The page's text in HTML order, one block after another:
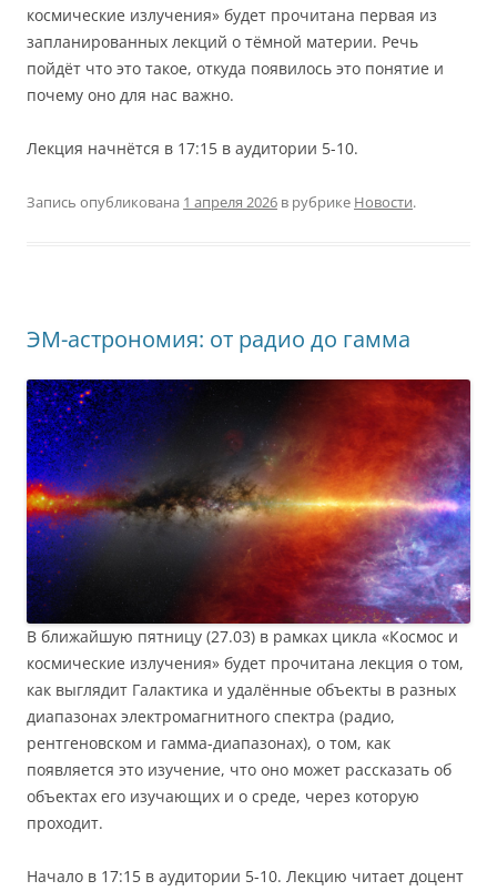
космические излучения» будет прочитана первая из
запланированных лекций о тёмной материи. Речь
пойдёт что это такое, откуда появилось это понятие и
почему оно для нас важно.
Лекция начнётся в 17:15 в аудитории 5-10.
Запись опубликована 1 апреля 2026 в рубрике Новости.
ЭМ-астрономия: от радио до гамма
В ближайшую пятницу (27.03) в рамках цикла «Космос и
космические излучения» будет прочитана лекция о том,
как выглядит Галактика и удалённые объекты в разных
диапазонах электромагнитного спектра (радио,
рентгеновском и гамма-диапазонах), о том, как
появляется это изучение, что оно может рассказать об
объектах его изучающих и о среде, через которую
проходит.
Начало в 17:15 в аудитории 5-10. Лекцию читает доцент